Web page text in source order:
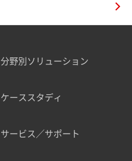
分野別ソリューション
ケーススタディ
サービス／サポート